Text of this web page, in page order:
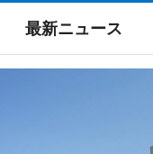
最新ニュース